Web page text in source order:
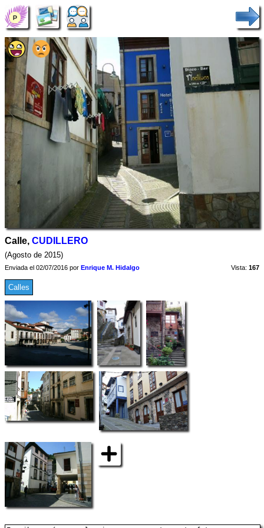
Calle, CUDILLERO
(Agosto de 2015)
Enviada el 02/07/2016 por Enrique M. Hidalgo Vista: 167
Calles